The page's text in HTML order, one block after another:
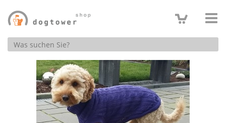
Produktsuche